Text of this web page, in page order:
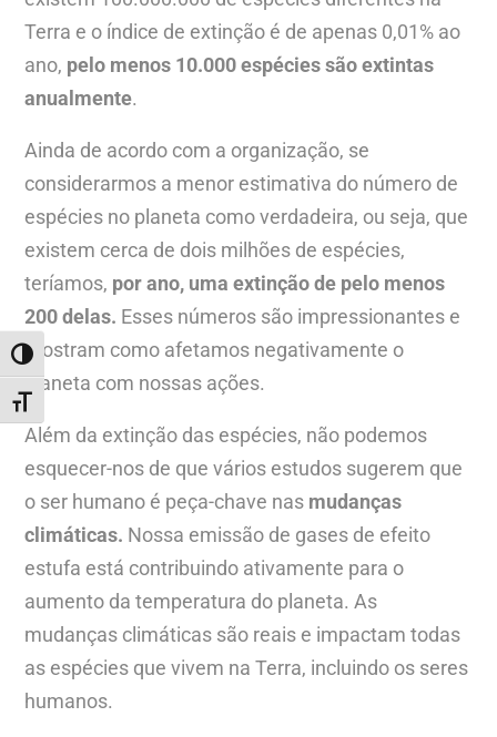
ALTERNAR ALTO CONTRASTE
ALTERNAR TAMANHO DA FONTE
Terra e o índice de extinção é de apenas 0,01% ao
ano, pelo menos 10.000 espécies são extintas
anualmente.
Ainda de acordo com a organização, se
considerarmos a menor estimativa do número de
espécies no planeta como verdadeira, ou seja, que
existem cerca de dois milhões de espécies,
teríamos, por ano, uma extinção de pelo menos
200 delas. Esses números são impressionantes e
mostram como afetamos negativamente o
planeta com nossas ações.
Além da extinção das espécies, não podemos
esquecer-nos de que vários estudos sugerem que
o ser humano é peça-chave nas mudanças
climáticas. Nossa emissão de gases de efeito
estufa está contribuindo ativamente para o
aumento da temperatura do planeta. As
mudanças climáticas são reais e impactam todas
as espécies que vivem na Terra, incluindo os seres
humanos.